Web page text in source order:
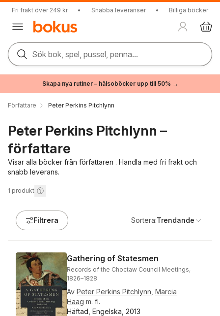
Fri frakt över 249 kr • Snabba leveranser • Billiga böcker
Sök bok, spel, pussel, penna...
Skapa nya rutiner – hälsoböcker upp till 50% →
Författare Peter Perkins Pitchlynn
Peter Perkins Pitchlynn –
författare
Visar alla böcker från författaren . Handla med fri frakt och
snabb leverans.
1 produkt
Filtrera Sortera:Trendande
Gathering of Statesmen
Records of the Choctaw Council Meetings,
1826–1828
Av Peter Perkins Pitchlynn Marcia
Haag m. fl.
Häftad, Engelska, 2013